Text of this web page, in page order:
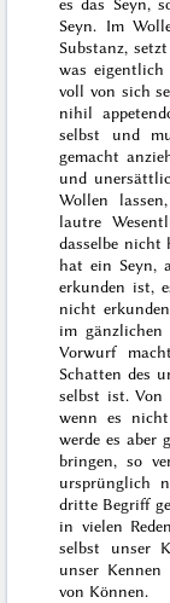
es das Seyn,
Seyn. Im
Substanz,
was eigentlich
voll von sich
nihil
selbst und
gemacht
und
Wollen
lautre
dasselbe nicht
hat ein Seyn,
erkunden ist,
nicht
im
Vorwurf
Schatten des
selbst ist. Von
wenn es
werde es aber
bringen, so
ursprünglich
dritte Begriff
in vielen
selbst unser
unser Kennen
von Können.